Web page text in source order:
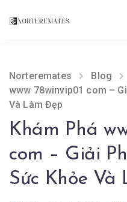
Norteremates Blog
www 78winvip01 com –
Và Làm Đẹp
Khám Phá
com – Giải
Sức Khỏe